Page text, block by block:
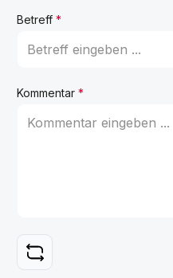
Betreff *
Kommentar *